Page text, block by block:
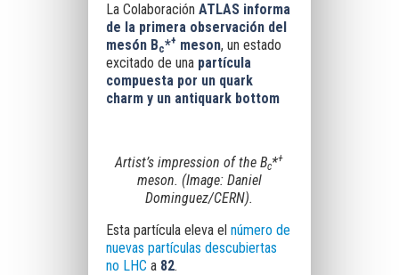
La Colaboración ATLAS informa
de la primera observación del
mesón Bc*+ meson, un estado
excitado de una partícula
compuesta por un quark
charm y un antiquark bottom
Artist’s impression of the Bc*+
meson. (Image: Daniel
Dominguez/CERN).
Esta partícula eleva el número de
nuevas partículas descubiertas
no LHC a 82.